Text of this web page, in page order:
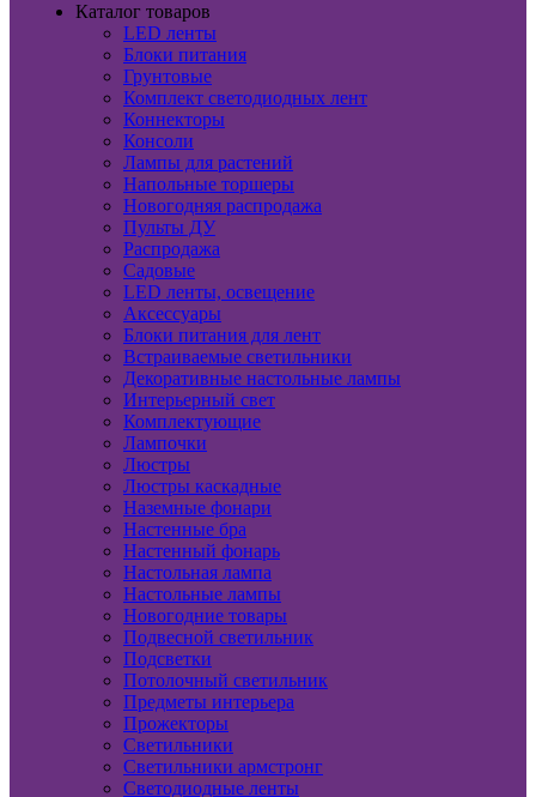
Каталог товаров
LED ленты
Блоки питания
Грунтовые
Комплект светодиодных лент
Коннекторы
Консоли
Лампы для растений
Напольные торшеры
Новогодняя распродажа
Пульты ДУ
Распродажа
Садовые
LED ленты, освещение
Аксессуары
Блоки питания для лент
Встраиваемые светильники
Декоративные настольные лампы
Интерьерный свет
Комплектующие
Лампочки
Люстры
Люстры каскадные
Наземные фонари
Настенные бра
Настенный фонарь
Настольная лампа
Настольные лампы
Новогодние товары
Подвесной светильник
Подсветки
Потолочный светильник
Предметы интерьера
Прожекторы
Светильники
Светильники армстронг
Светодиодные ленты